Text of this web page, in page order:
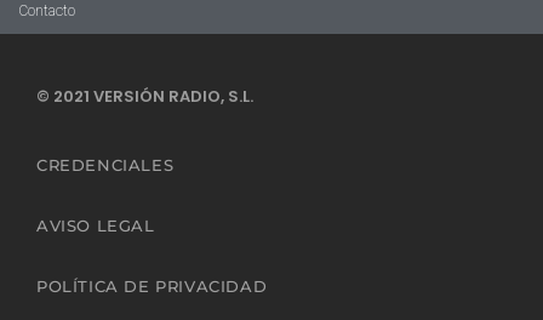
Contacto
© 2021 VERSIÓN RADIO, S.L.
CREDENCIALES
AVISO LEGAL
POLÍTICA DE PRIVACIDAD